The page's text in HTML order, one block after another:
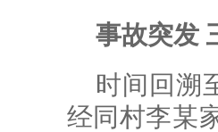
事故突发
时间回溯
经同村李某